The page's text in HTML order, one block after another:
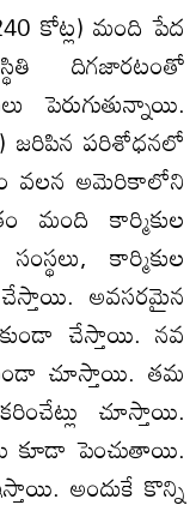
కోట్ల) మంది పేద
దిగజారటంతో
పెరుగుతున్నాయి.
జరిపిన పరిశోధనలో
వలన అమెరికాలోని
మంది కార్మికుల
కార్మికుల
అవసరమైన
చేస్తాయి. నవ
చూస్తాయి. తమ
చూస్తాయి.
కూడా పెంచుతాయి.
అందుకే కొన్ని